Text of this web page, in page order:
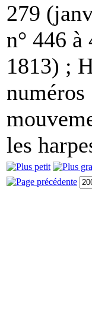
279
n° 446
1813) ;
numéros
les